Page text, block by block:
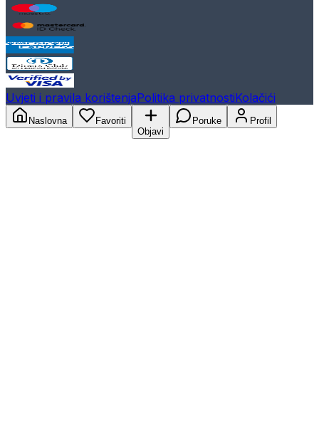
Uvjeti i pravila korištenjaPolitika privatnostiKolačići
Naslovna
Favoriti
Objavi
Poruke Profil